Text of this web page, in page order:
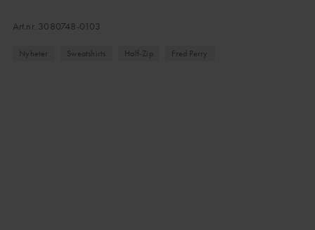
Art.nr. 3080748-0103
Nyheter Sweatshirts Half-Zip Fred Perry